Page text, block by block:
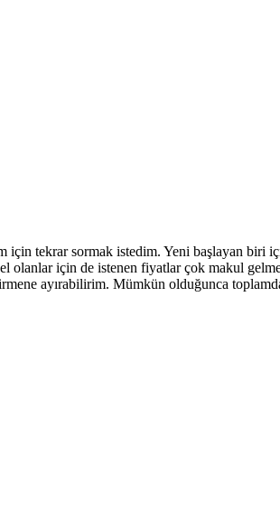
için tekrar sormak istedim. Yeni başlayan biri
için de istenen fiyatlar çok makul
ayırabilirim. Mümkün olduğunca